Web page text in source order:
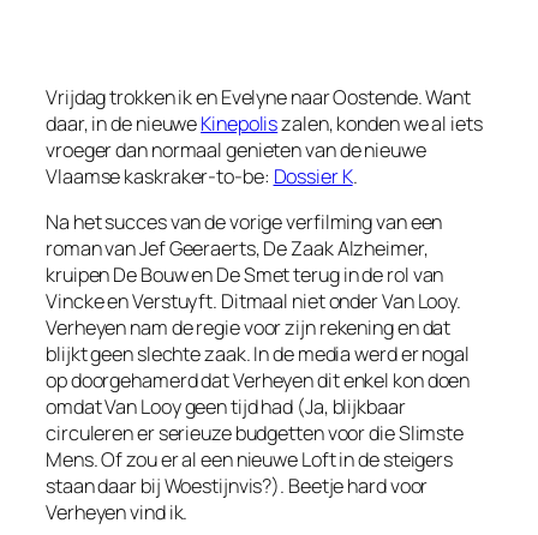
Vrijdag trokken ik en Evelyne naar Oostende. Want
daar, in de nieuweKinepoliszalen, konden we al iets
vroeger dan normaal genieten van de nieuwe
Vlaamse kaskraker-to-be: Dossier K.
Na het succes van de vorige verfilming van een
roman van Jef Geeraerts, De Zaak Alzheimer,
kruipen De Bouw en De Smet terug in de rol van
Vincke en Verstuyft. Ditmaal niet onder Van Looy.
Verheyen nam de regie voor zijn rekening en dat
blijkt geen slechte zaak. In de media werd er nogal
op doorgehamerd dat Verheyen dit enkel kon doen
omdat Van Looy geen tijd had (Ja, blijkbaar
circuleren er serieuze budgetten voor die Slimste
Mens. Of zou er al een nieuwe Loft in de steigers
staan daar bij Woestijnvis?). Beetje hard voor
Verheyen vind ik.